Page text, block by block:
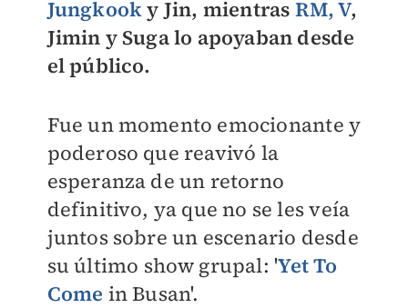
Jungkooky Jin, mientras RM, V,
Jimin y Suga lo apoyaban desde
el público.
Fue un momento emocionante y
poderoso que reavivó la
esperanza de un retorno
definitivo, ya que no se les veía
juntos sobre un escenario desde
su último show grupal: 'Yet To
Come in Busan'.